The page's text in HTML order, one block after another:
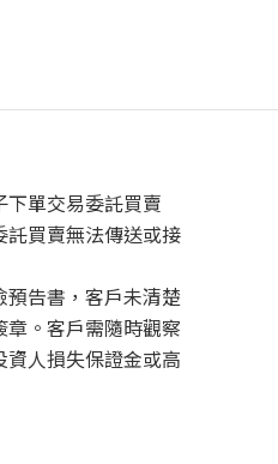
單交易委託買賣
買賣無法傳送或接
告書，客戶未清楚
。客戶需隨時觀察
人損失保證金或高